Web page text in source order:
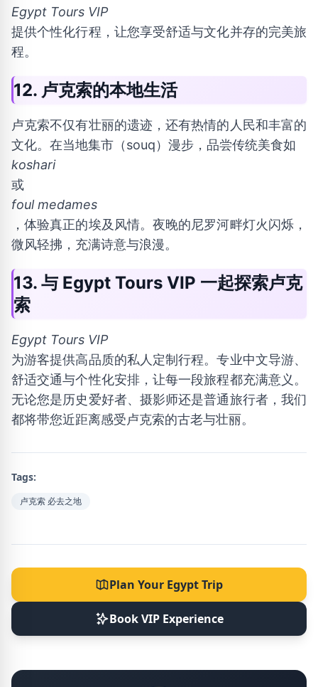
Egypt Tours VIP
提供个性化行程，让您享受舒适与文化并存的完美旅
程。
12. 卢克索的本地生活
卢克索不仅有壮丽的遗迹，还有热情的人民和丰富的
文化。在当地集市（souq）漫步，品尝传统美食如
koshari
或
foul medames
，体验真正的埃及风情。夜晚的尼罗河畔灯火闪烁，
微风轻拂，充满诗意与浪漫。
13. 与 Egypt Tours VIP 一起探索卢克
索
Egypt Tours VIP
为游客提供高品质的私人定制行程。专业中文导游、
舒适交通与个性化安排，让每一段旅程都充满意义。
无论您是历史爱好者、摄影师还是普通旅行者，我们
都将带您近距离感受卢克索的古老与壮丽。
Tags:
卢克索 必去之地
Plan Your Egypt Trip
Book VIP Experience